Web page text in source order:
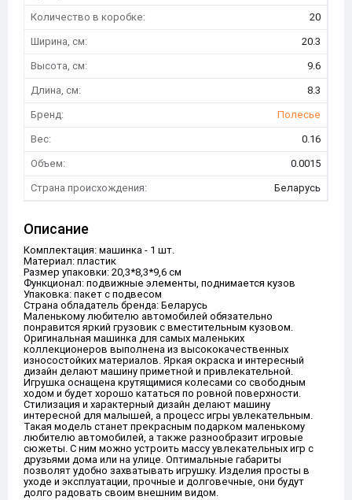
Количество в коробке:
20
Ширина, см:
20.3
Высота, см:
9.6
Длина, см:
8.3
Бренд:
Полесье
Вес:
0.16
Объем:
0.0015
Страна происхождения:
Беларусь
Описание
Комплектация: машинка - 1 шт.
Материал: пластик
Размер упаковки: 20,3*8,3*9,6 см
Функционал: подвижные элементы, поднимается кузов
Упаковка: пакет с подвесом
Страна обладатель бренда: Беларусь
Маленькому любителю автомобилей обязательно
понравится яркий грузовик с вместительным кузовом.
Оригинальная машинка для самых маленьких
коллекционеров выполнена из высококачественных
износостойких материалов. Яркая окраска и интересный
дизайн делают машину приметной и привлекательной.
Игрушка оснащена крутящимися колесами со свободным
ходом и будет хорошо кататься по ровной поверхности.
Стилизация и характерный дизайн делают машину
интересной для малышей, а процесс игры увлекательным.
Такая модель станет прекрасным подарком маленькому
любителю автомобилей, а также разнообразит игровые
сюжеты. С ним можно устроить массу увлекательных игр с
друзьями дома или на улице. Оптимальные габариты
позволят удобно захватывать игрушку. Изделия просты в
уходе и эксплуатации, прочные и долговечные, они будут
долго радовать своим внешним видом.